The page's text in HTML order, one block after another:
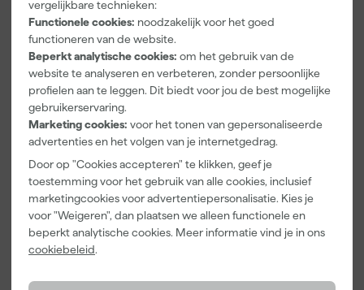
vergelijkbare technieken:
Functionele cookies: noodzakelijk voor het goed
functioneren van de website.
Beperkt analytische cookies: om het gebruik van de
website te analyseren en verbeteren, zonder persoonlijke
profielen aan te leggen. Dit biedt voor jou de best mogelijke
gebruikerservaring.
Marketing cookies: voor het tonen van gepersonaliseerde
advertenties en het volgen van je internetgedrag.
Door op "Cookies accepteren" te klikken, geef je
toestemming voor het gebruik van alle cookies, inclusief
marketingcookies voor advertentiepersonalisatie. Kies je
voor "Weigeren", dan plaatsen we alleen functionele en
beperkt analytische cookies. Meer informatie vind je in ons
cookiebeleid.
Washi tape -
50mx24mm
Morgen
bezorgd
Adviesprijs 6,00
3,99
incl. BTW
Kleurenwaaie
r
Morgen
bezorgd
incl. BTW
12cm Roller -
Inzetbakken
Morgen
incl. BTW
Onze Top 10